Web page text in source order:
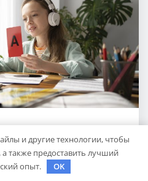
школьников: как
и другие технологии, чтобы
также предоставить лучший
опыт.
OK